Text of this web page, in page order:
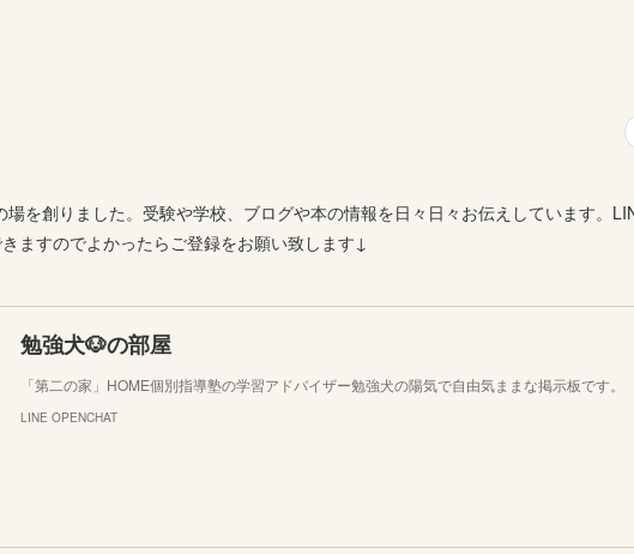
場を創りました。受験や学校、ブログや本の情報を日々日々お伝えしています。
ますのでよかったらご登録をお願い致します↓
勉強犬🐶の部屋
「第二の家」HOME個別指導塾の学習アドバイザー勉強犬の陽気で自由気ままな掲示板です。
LINE OPENCHAT